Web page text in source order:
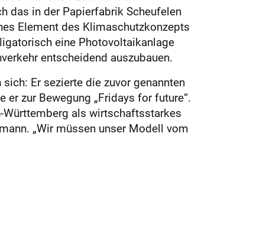
das in der Papierfabrik Scheufelen
Element des Klimaschutzkonzepts
eine Photovoltaikanlage
entscheidend auszubauen.
Er sezierte die zuvor genannten
zur Bewegung „Fridays for future“.
Württemberg als wirtschaftsstarkes
„Wir müssen unser Modell vom